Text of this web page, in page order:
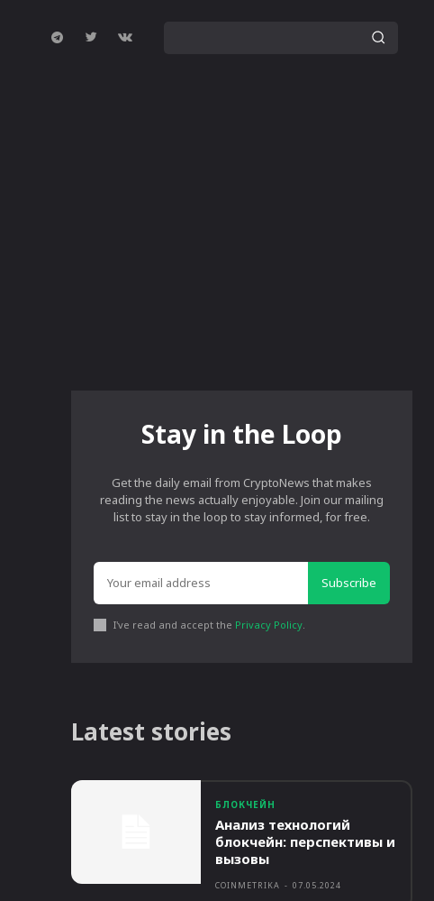
Stay in the Loop
Get the daily email from CryptoNews that makes
reading the news actually enjoyable. Join our mailing
list to stay in the loop to stay informed, for free.
Subscribe
I've read and accept the Privacy Policy.
Latest stories
БЛОКЧЕЙН
Анализ технологий
блокчейн: перспективы и
вызовы
COINMETRIKA - 07.05.2024